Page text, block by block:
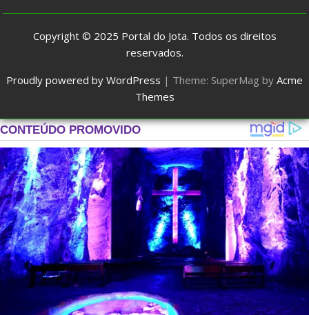
Copyright © 2025 Portal do Jota. Todos os direitos
reservados.
Proudly powered by WordPress | Theme: SuperMag by Acme
Themes